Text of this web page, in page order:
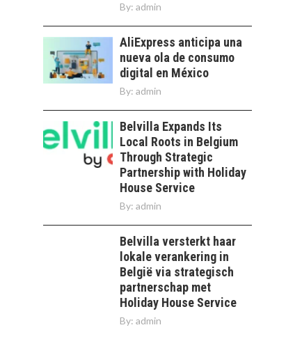
By: admin
AliExpress anticipa una
nueva ola de consumo
digital en México
By: admin
Belvilla Expands Its
Local Roots in Belgium
Through Strategic
Partnership with Holiday
House Service
By: admin
Belvilla versterkt haar
lokale verankering in
België via strategisch
partnerschap met
Holiday House Service
By: admin